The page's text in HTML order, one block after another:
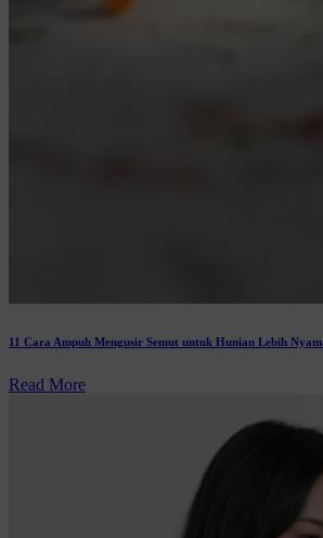
11 Cara Ampuh Mengusir Semut untuk Hunian Lebih
Read More